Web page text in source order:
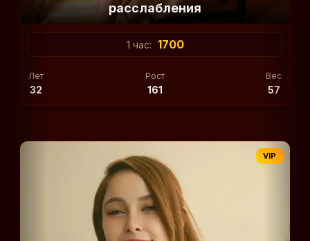
расслабления
1 час: 1700
Лет
32
Рост
161
Вес
57
VIP